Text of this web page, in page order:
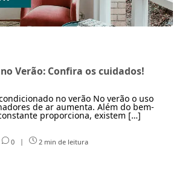
Verão: Confira os cuidados!
no verão No verão o uso
de ar aumenta. Além do bem-
proporciona, existem […]
0 | 2 min de leitura